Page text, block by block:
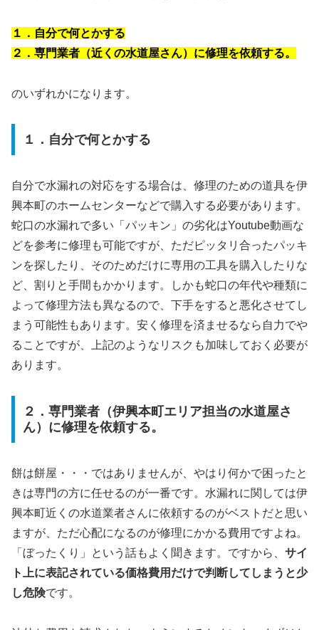
１．自分で何とかする
２．専門業者（近くの水道屋さん）に修理を依頼する。
のいずれかになります。
１．自分で何とかする
自分で水漏れの対応をする場合は、修理のための道具を伊
興本町のホームセンターなどで購入する必要があります。
蛇口の水漏れで多い「パッキン」の劣化はYoutube動画な
どを参考に修理も可能ですが、ただピッタリ合ったパッキ
ンを探したり、そのためだけに専用の工具を購入したりな
ど、割りと手間もかかります。しかも蛇口の年代や種類に
よって修理方法も異なるので、下手をすると悪化させてし
まう可能性もあります。安く修理を済ませるなら自力でや
ることですが、上記のようなリスクも加味しておく必要が
あります。
２．専門業者（伊興本町エリア担当の水道屋さ
ん）に修理を依頼する。
餅は餅屋・・・ではありませんが、やはり何かで困ったと
きは専門の方に任せるのが一番です。水漏れに関しては伊
興本町近くの水道業者さんに依頼するのがベストだと思い
ますが、ただ心配になるのが修理にかかる費用ですよね。
「ぼったくり」という話もよく聞きます。ですから、 サイ
ト上に表記されている価格費用だけで判断してしまうと少
し危険です。